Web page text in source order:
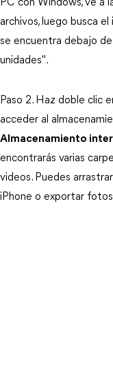
PC con Windows, ve a
archivos, luego busca
se encuentra debajo
unidades".
Paso 2. Haz doble clic
acceder al
Almacenamiento
encontrarás varias
videos. Puedes
iPhone o exportar